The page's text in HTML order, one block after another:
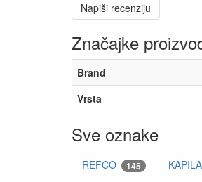
Napiši recenziju
Značajke
Brand
Vrsta
Sve oznake
REFCO 145